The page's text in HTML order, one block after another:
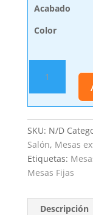
Acabado
Color
Comedor
Madrid
Fija
o
Extensible
cantidad
SKU: N/D
Salón, Mesas
Etiquetas:
Mesas Fijas
Descripción